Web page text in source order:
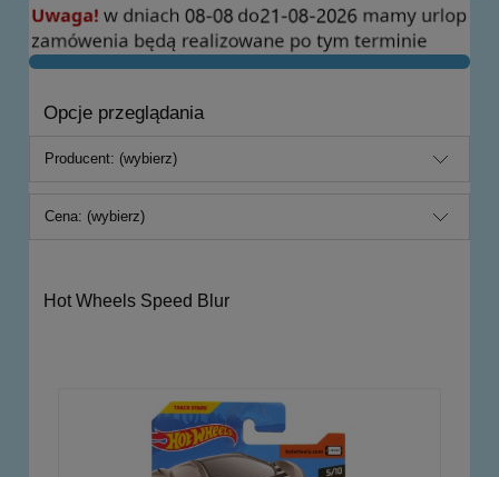
Opcje przeglądania
Producent: (wybierz)
Cena: (wybierz)
Hot Wheels Speed Blur